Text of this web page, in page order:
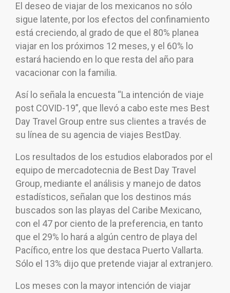
El deseo de viajar de los mexicanos no sólo
sigue latente, por los efectos del confinamiento
está creciendo, al grado de que el 80% planea
viajar en los próximos 12 meses, y el 60% lo
estará haciendo en lo que resta del año para
vacacionar con la familia.
Así lo señala la encuesta “La intención de viaje
post COVID-19”, que llevó a cabo este mes Best
Day Travel Group entre sus clientes a través de
su línea de su agencia de viajes BestDay.
Los resultados de los estudios elaborados por el
equipo de mercadotecnia de Best Day Travel
Group, mediante el análisis y manejo de datos
estadísticos, señalan que los destinos más
buscados son las playas del Caribe Mexicano,
con el 47 por ciento de la preferencia, en tanto
que el 29% lo hará a algún centro de playa del
Pacífico, entre los que destaca Puerto Vallarta.
Sólo el 13% dijo que pretende viajar al extranjero.
Los meses con la mayor intención de viajar